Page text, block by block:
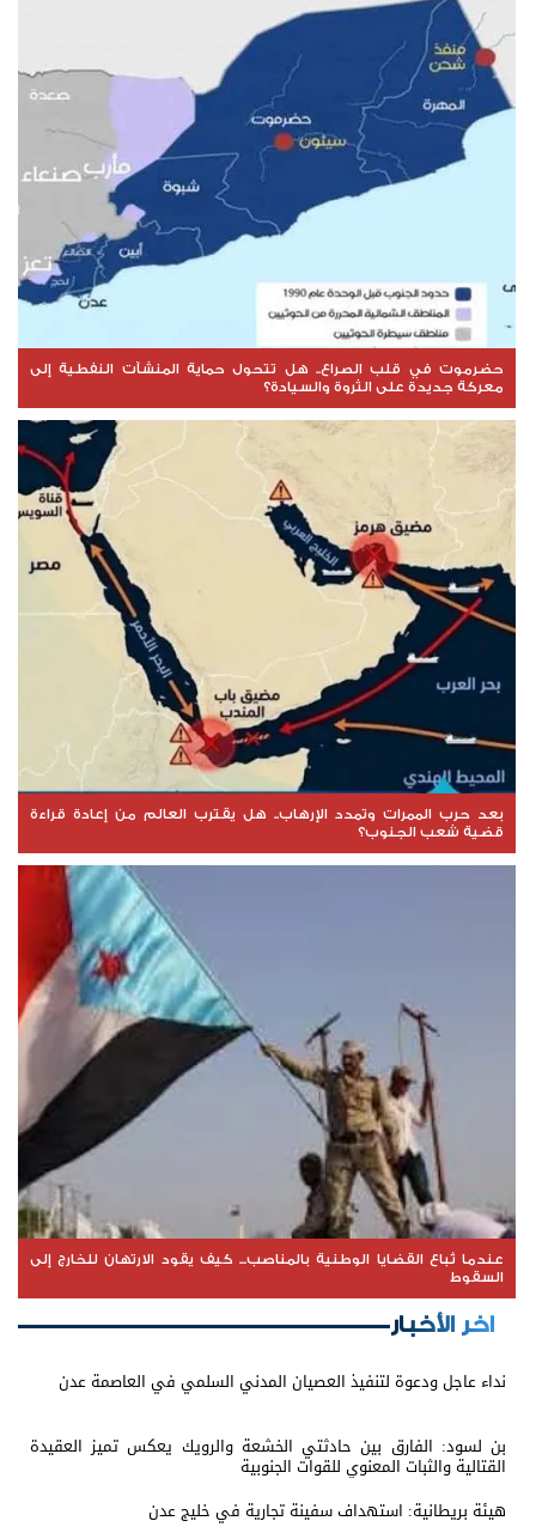
حضرموت في قلب الصراع.. هل تتحول حماية المنشآت النفطية إلى
معركة جديدة على الثروة والسيادة؟
بعد حرب الممرات وتمدد الإرهاب.. هل يقترب العالم من إعادة قراءة
قضية شعب الجنوب؟
عندما تُباع القضايا الوطنية بالمناصب... كيف يقود الارتهان للخارج إلى
السقوط
اخر الأخبار
نداء عاجل ودعوة لتنفيذ العصيان المدني السلمي في العاصمة عدن
بن لسود: الفارق بين حادثتي الخشعة والرويك يعكس تميز العقيدة
القتالية والثبات المعنوي للقوات الجنوبية
هيئة بريطانية: استهداف سفينة تجارية في خليج عدن